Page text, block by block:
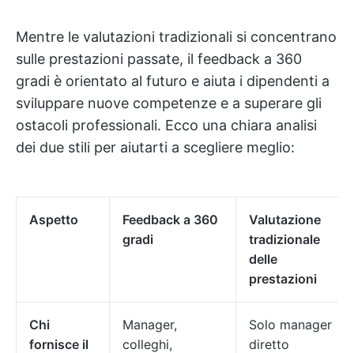
Mentre le valutazioni tradizionali si concentrano
sulle prestazioni passate, il feedback a 360
gradi è orientato al futuro e aiuta i dipendenti a
sviluppare nuove competenze e a superare gli
ostacoli professionali. Ecco una chiara analisi
dei due stili per aiutarti a scegliere meglio:
Aspetto
Feedback a 360
gradi
Valutazione
tradizionale
delle
prestazioni
Chi
fornisce il
Manager,
colleghi,
Solo manager
diretto